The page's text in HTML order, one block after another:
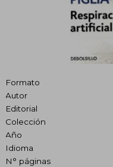
Formato
Autor
Editorial
Colección
Año
Idioma
N° páginas